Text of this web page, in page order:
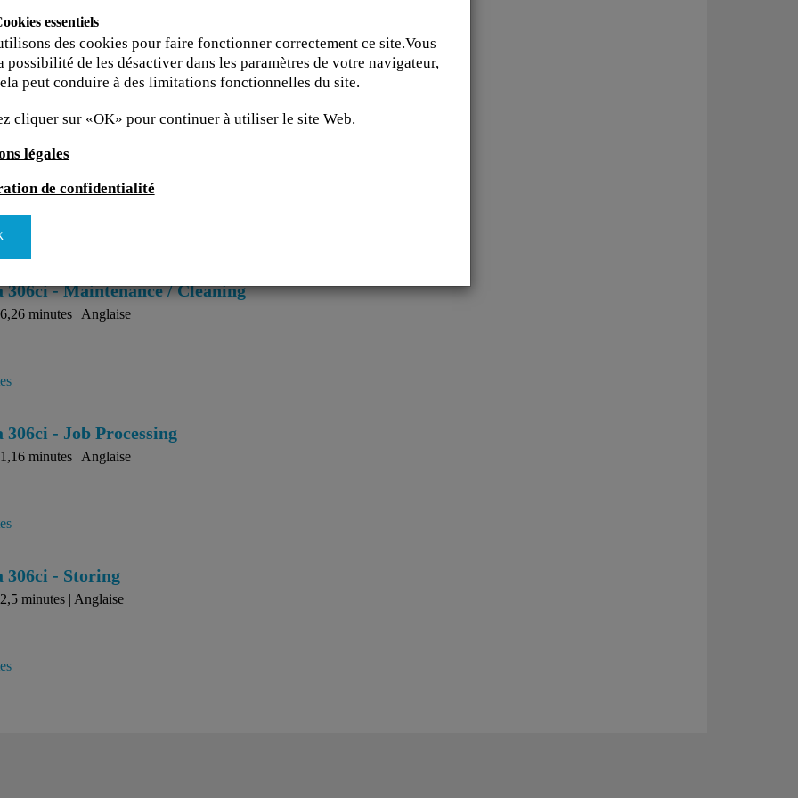
d'autres modules de cours.
- Copy
minutes | Anglaise
306ci - Maintenance / Cleaning
minutes | Anglaise
- Job Processing
minutes | Anglaise
306ci - Storing
minutes | Anglaise
essentiels
des cookies pour faire fonctionner correctement ce site.Vous
possibilité de les désactiver dans les paramètres de votre navigateur,
peut conduire à des limitations fonctionnelles du site.
cliquer sur «OK» pour continuer à utiliser le site Web.
légales
de confidentialité